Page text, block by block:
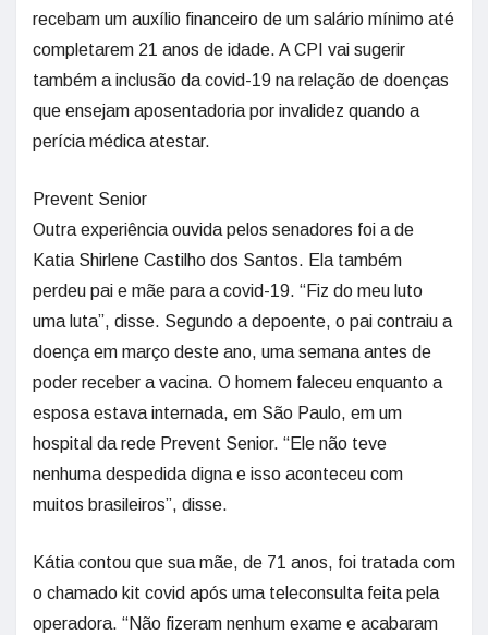
recebam um auxílio financeiro de um salário mínimo até
completarem 21 anos de idade. A CPI vai sugerir
também a inclusão da covid-19 na relação de doenças
que ensejam aposentadoria por invalidez quando a
perícia médica atestar.
Prevent Senior
Outra experiência ouvida pelos senadores foi a de
Katia Shirlene Castilho dos Santos. Ela também
perdeu pai e mãe para a covid-19. “Fiz do meu luto
uma luta”, disse. Segundo a depoente, o pai contraiu a
doença em março deste ano, uma semana antes de
poder receber a vacina. O homem faleceu enquanto a
esposa estava internada, em São Paulo, em um
hospital da rede Prevent Senior. “Ele não teve
nenhuma despedida digna e isso aconteceu com
muitos brasileiros”, disse.
Kátia contou que sua mãe, de 71 anos, foi tratada com
o chamado kit covid após uma teleconsulta feita pela
operadora. “Não fizeram nenhum exame e acabaram